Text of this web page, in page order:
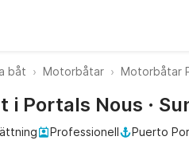
båt Motorbåtar Motorbåtar
i Portals Nous ·
Professionell Puerto